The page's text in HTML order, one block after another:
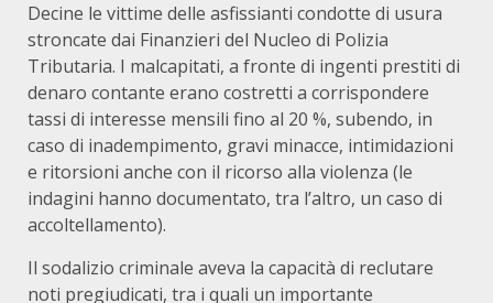
Decine le vittime delle asfissianti condotte di usura
stroncate dai Finanzieri del Nucleo di Polizia
Tributaria. I malcapitati, a fronte di ingenti prestiti di
denaro contante erano costretti a corrispondere
tassi di interesse mensili fino al 20 %, subendo, in
caso di inadempimento, gravi minacce, intimidazioni
e ritorsioni anche con il ricorso alla violenza (le
indagini hanno documentato, tra l’altro, un caso di
accoltellamento).
Il sodalizio criminale aveva la capacità di reclutare
noti pregiudicati, tra i quali un importante